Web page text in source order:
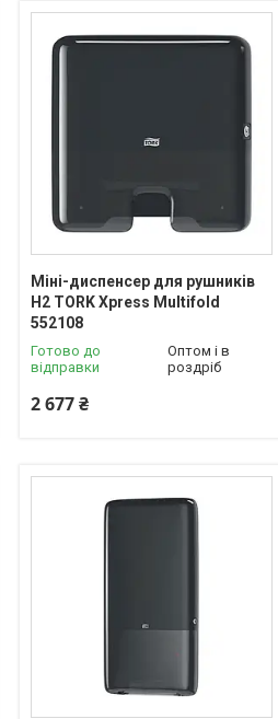
Міні-диспенсер для рушників
H2 TORK Xpress Multifold
552108
Готово до
відправки
Оптом і в
роздріб
2 677 ₴